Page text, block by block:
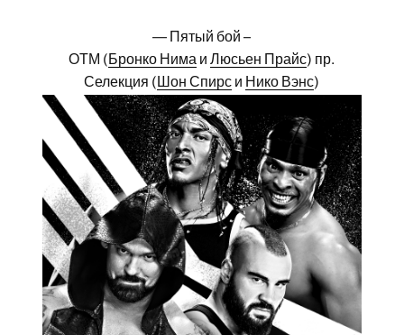
— Пятый бой –
ОТМ (Бронко Нима иЛюсьен Прайс) пр.
Селекция ( Шон Спирс и Нико Вэнс)